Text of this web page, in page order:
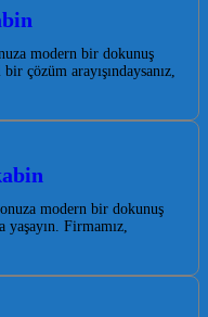
modern bir dokunuş
çözüm arayışındaysanız,
modern bir dokunuş
Firmamız,